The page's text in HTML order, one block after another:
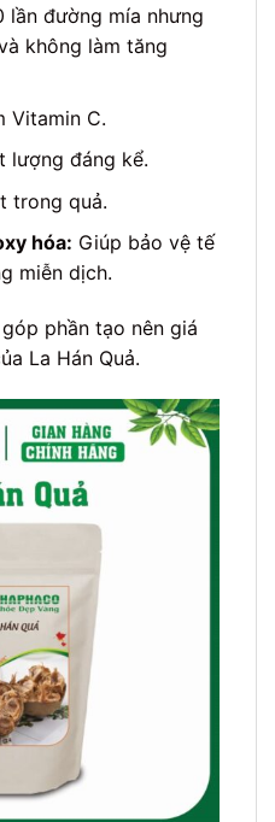
lần đường mía nhưng
không làm tăng
Vitamin C.
lượng đáng kể.
trong quả.
hóa: Giúp bảo vệ tế
miễn dịch.
phần tạo nên giá
La Hán Quả.